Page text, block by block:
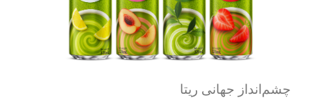
چشم‌انداز جهانی ریتا